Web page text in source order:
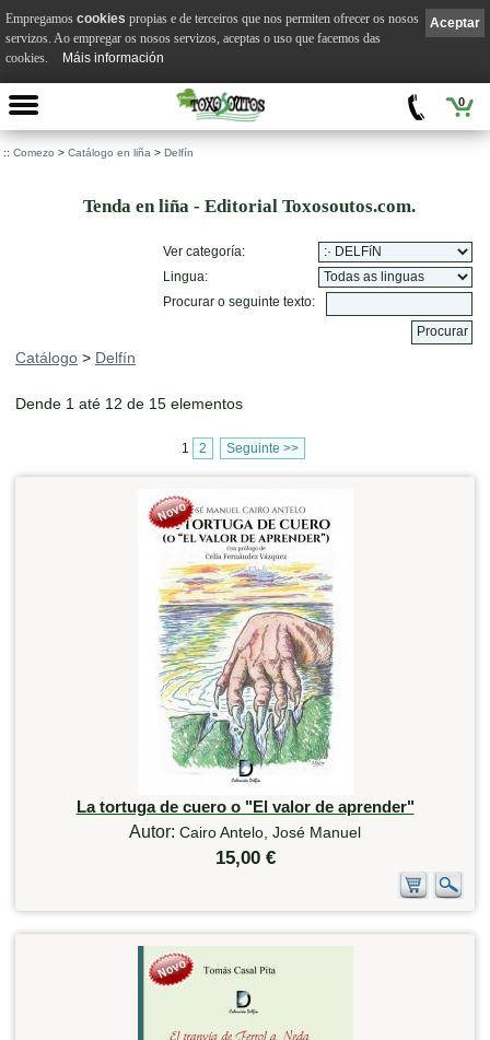
0
:: Comezo > Catálogo en liña > Delfín
Tenda en liña - Editorial Toxosoutos.com.
Ver categoría:
Lingua:
Procurar o seguinte texto:
Catálogo > Delfín
Dende 1 até 12 de 15 elementos
1 2 Seguinte >>
La tortuga de cuero o "El valor de aprender"
Autor: Cairo Antelo, José Manuel
15,00 €
Aceptar
Empregamos cookies propias e de terceiros que nos permiten ofrecer os nosos
servizos. Ao empregar os nosos servizos, aceptas o uso que facemos das
cookies.
Máis información